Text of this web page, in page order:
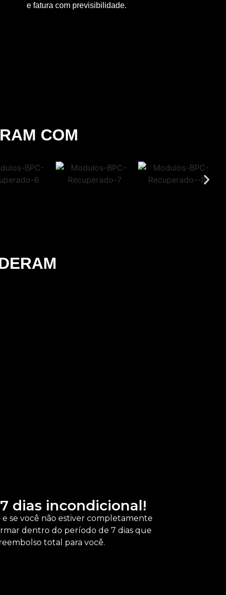
e fatura com previsibilidade.
COM
dias incondicional!
se você não estiver completamente
dentro do período de 7 dias que
total para você.